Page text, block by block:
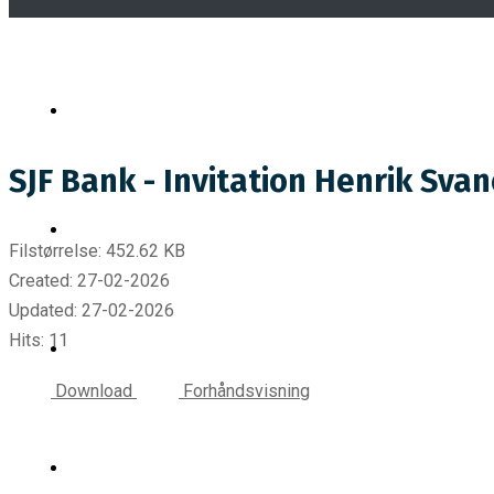
SJF Bank - Invitation Henrik
Filstørrelse: 452.62 KB
Created: 27-02-2026
Updated: 27-02-2026
Hits: 11
Download Forhåndsvisning